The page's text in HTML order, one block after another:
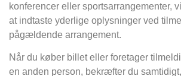
konferencer eller sportsarrangementer,
at indtaste yderlige oplysninger ved
pågældende arrangement.
Når du køber billet eller foretager
en anden person, bekræfter du